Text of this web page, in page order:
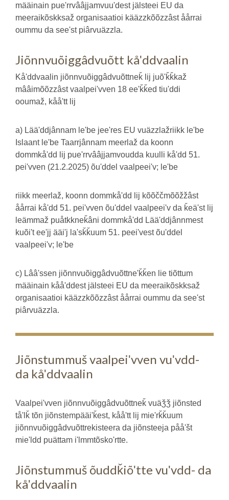
määinain pueʹrrvââjjamvuuʹdest jälsteei EU da
meeraikõskksaž organisaatioi kääzzkõõzzâst åårrai
oummu da seeʹst piârvuäzzla.
Jiõnnvuõiggâdvuõtt kåʹddvaalin
Kåʹddvaalin jiõnnvuõiggâdvuõttneǩ lij juõʹǩǩkaž
mââimõõzzâst vaalpeiʹvven 18 eeʹǩǩed tiuʹddi
ooumaž, kååʹtt lij
a) Lääʹddjânnam leʹbe jeeʹres EU vuäzzlažriikk leʹbe
Islaant leʹbe Taarrjânnam meerlaž da koonn
dommkåʹdd lij pueʹrrvââjjamvoudda kuulli kåʹdd 51.
peiʹvven (21.2.2025) õuʹddel vaalpeeiʹv; leʹbe
riikk meerlaž, koonn dommkåʹdd lij kõõččmõõžžâst
åårrai kåʹdd 51. peiʹvven õuʹddel vaalpeeiʹv da ǩeäʹst lij
leämmaž puåtkkneǩâni dommkåʹdd Lääʹddjânnmest
kuõiʹt eeʹjj ääiʹj laʹsǩǩuum 51. peeiʹvest õuʹddel
vaalpeeiʹv; leʹbe
c) Lââʹssen jiõnnvuõiggâdvuõttneʹǩǩen lie tiõttum
määinain kååʹddest jälsteei EU da meeraikõskksaž
organisaatioi kääzzkõõzzâst åårrai oummu da seeʹst
piârvuäzzla.
Jiõnstummuš vaalpeiʹvven vuʹvdd-
da kåʹddvaalin
Vaalpeiʹvven jiõnnvuõiggâdvuõttneǩ vuäǯǯ jiõnsted
tåʹlǩ tõn jiõnstempääiʹǩest, kååʹtt lij mieʹrǩǩuum
jiõnnvuõiggâdvuõttrekisteera da jiõnsteeja pååʹšt
mieʹldd puättam iʹlmmtõskoʹrtte.
Jiõnstummuš õuddǩiõʹtte vuʹvdd- da
kåʹddvaalin